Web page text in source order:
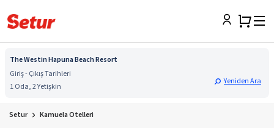
The Westin Hapuna Beach Resort
Giriş - Çıkış Tarihleri
1 Oda, 2 Yetişkin
Yeniden Ara
Setur Kamuela Otelleri